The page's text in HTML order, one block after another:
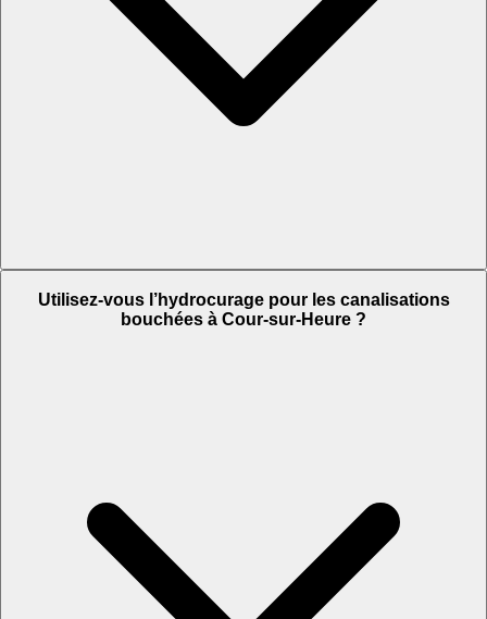
Utilisez-vous l’hydrocurage pour les canalisations
bouchées à Cour-sur-Heure ?